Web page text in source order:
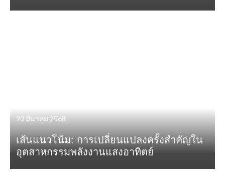
20 มีนาคม 2568
เส้นแนวโน้ม: การเปลี่ยนแปลงครั้งสำคัญใน
อุตสาหกรรมพลังงานแสงอาทิตย์